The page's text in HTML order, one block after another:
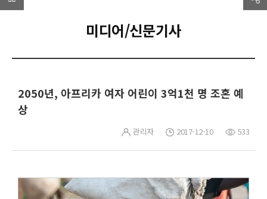
미디어/신문기사
2050년, 아프리카 여자 어린이 3억1천 명 조혼 예
상
관리자 2017-12-10 533